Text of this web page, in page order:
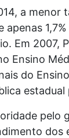
a
Em 2007,
Ensino
do
pelo
dos